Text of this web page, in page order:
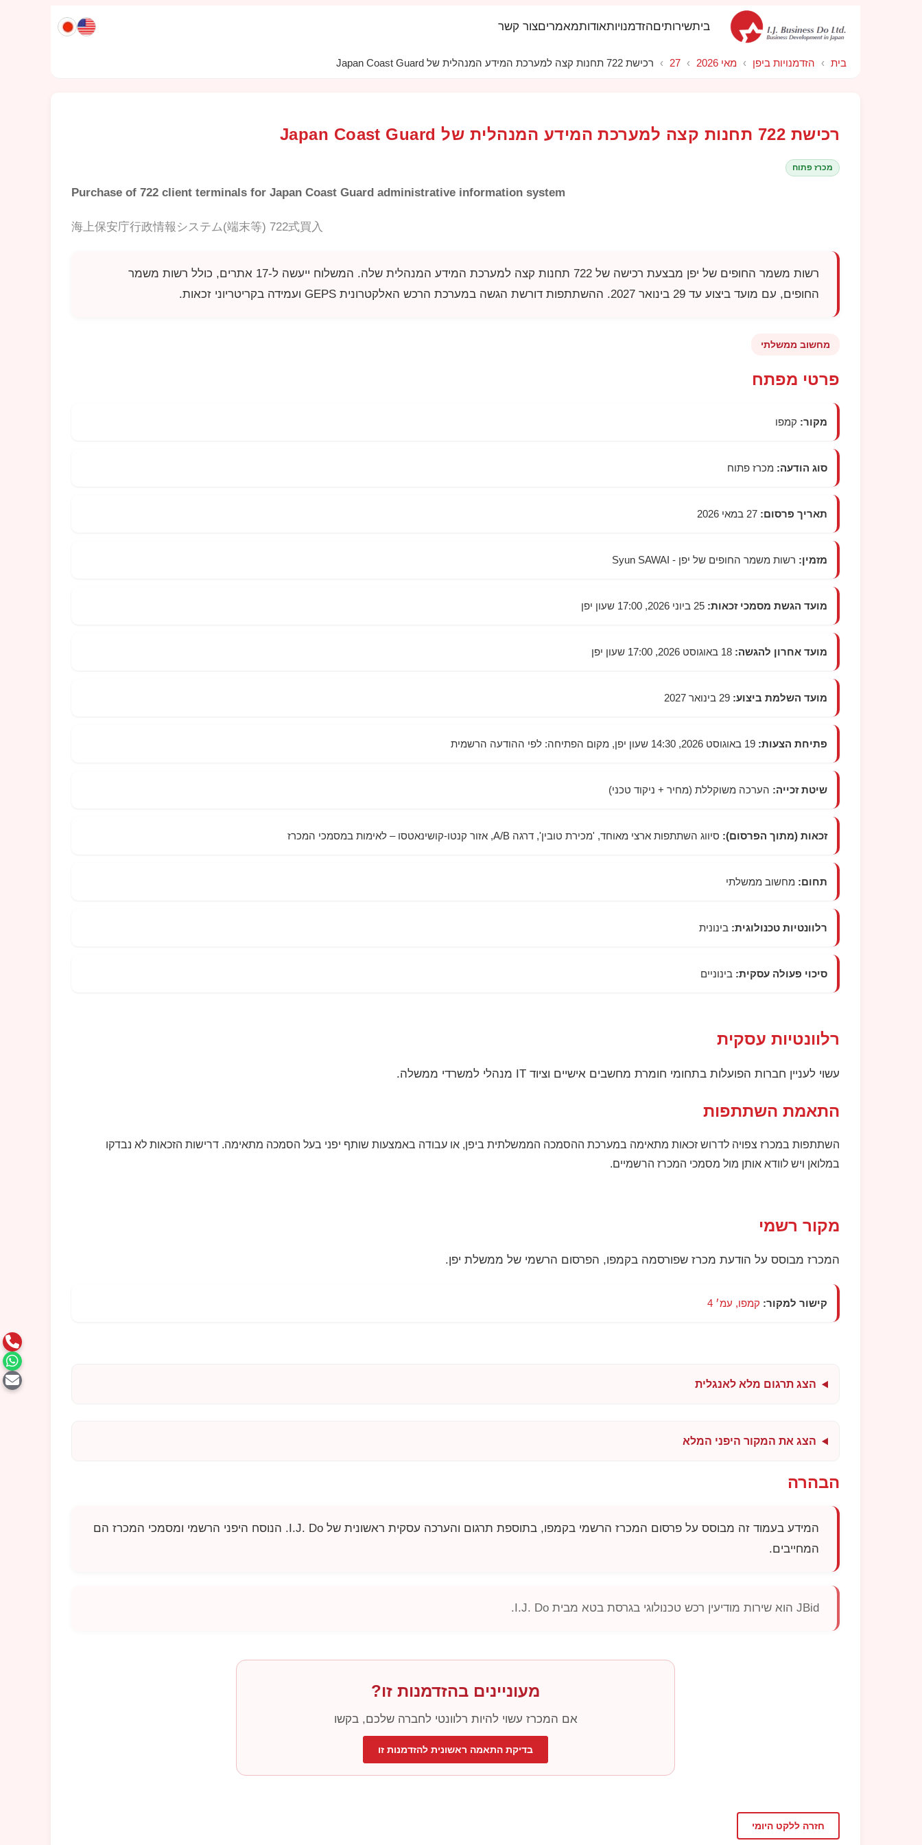
ביתשירותיםהזדמנויותאודותמאמריםצור קשר
בית › הזדמנויות ביפן › מאי 2026 ›
27
› רכישת 722 תחנות קצה למערכת המידע המנהלית של Japan Coast Guard
רכישת 722 תחנות קצה למערכת המידע המנהלית של Japan Coast Guard
מכרז פתוח
Purchase of 722 client terminals for Japan Coast Guard administrative information system
海上保安庁行政情報システム(端末等) 722式買入
רשות משמר החופים של יפן מבצעת רכישה של 722 תחנות קצה למערכת המידע המנהלית שלה. המשלוח ייעשה ל-17 אתרים, כולל רשות משמר
החופים, עם מועד ביצוע עד 29 בינואר 2027. ההשתתפות דורשת הגשה במערכת הרכש האלקטרונית
GEPS ועמידה בקריטריוני זכאות.
מחשוב ממשלתי
פרטי מפתח
מקור: קמפו
סוג הודעה: מכרז פתוח
תאריך פרסום:
מזמין: רשות משמר החופים של יפן - Syun SAWAI
מועד הגשת מסמכי זכאות:
מועד אחרון להגשה:
מועד השלמת ביצוע:
פתיחת הצעות:
שיטת זכייה: הערכה משוקללת (מחיר + ניקוד טכני)
זכאות (מתוך הפרסום): סיווג השתתפות ארצי מאוחד, 'מכירת טובין', דרגה A/B, אזור קנטו-קושינאטסו – לאימות במסמכי המכרז
תחום: מחשוב ממשלתי
רלוונטיות טכנולוגית: בינונית
סיכוי פעולה עסקית: בינוניים
רלוונטיות עסקית
עשוי לעניין חברות הפועלות בתחומי חומרת מחשבים אישיים וציוד IT מנהלי למשרדי ממשלה.
התאמת השתתפות
השתתפות במכרז צפויה לדרוש זכאות מתאימה במערכת ההסמכה הממשלתית ביפן, או עבודה באמצעות שותף יפני בעל הסמכה מתאימה. דרישות הזכאות לא נבדקו
במלואן ויש לוודא אותן מול מסמכי המכרז הרשמיים.
מקור רשמי
המכרז מבוסס על הודעת מכרז שפורסמה בקמפו, הפרסום הרשמי של ממשלת יפן.
קישור למקור: קמפו, עמ׳ 4
הצג תרגום מלא לאנגלית
הצג את המקור היפני המלא
הבהרה
המידע בעמוד זה מבוסס על פרסום המכרז הרשמי בקמפו, בתוספת תרגום והערכה עסקית ראשונית של I.J. Do . הנוסח היפני הרשמי ומסמכי המכרז הם
המחייבים.
JBid הוא שירות מודיעין רכש טכנולוגי בגרסת בטא מבית I.J. Do
.
מעוניינים בהזדמנות זו?
אם המכרז עשוי להיות רלוונטי לחברה שלכם, בקשו
בדיקת התאמה ראשונית להזדמנות זו
חזרה ללקט היומי